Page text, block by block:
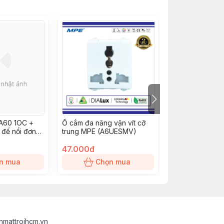
1OC +
nổi đơn
mua
Ổ cắm đa năng vặn vít cỡ
trung MPE (A6UESMV)
47.000đ
Chọn mua